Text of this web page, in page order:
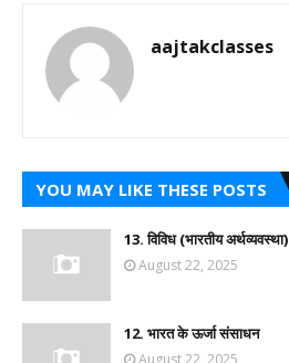
aajtakclasses
YOU MAY LIKE THESE POSTS
13. विविध (भारतीय अर्थव्यवस्था)
August 22, 2025
12. भारत के ऊर्जा संसाधन